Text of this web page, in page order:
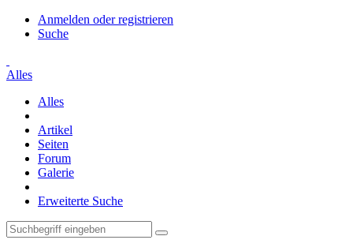
Anmelden oder registrieren
Suche
Alles
Alles
Artikel
Seiten
Forum
Galerie
Erweiterte Suche